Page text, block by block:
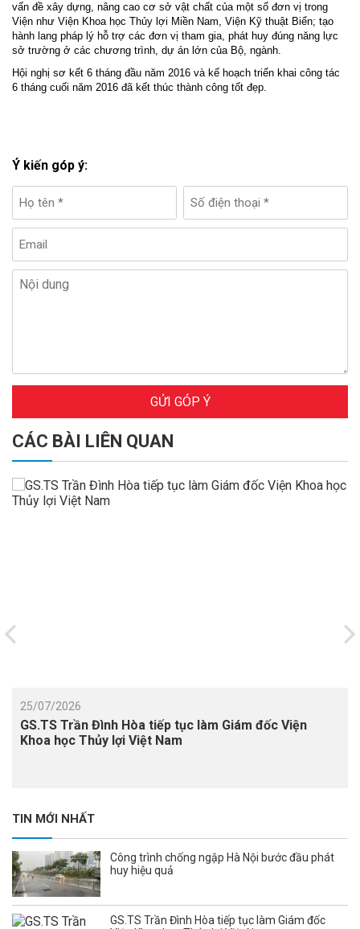
vấn đề xây dựng, nâng cao cơ sở vật chất của một số đơn vị trong
Viện như Viện Khoa học Thủy lợi Miền Nam, Viện Kỹ thuật Biển; tạo
hành lang pháp lý hỗ trợ các đơn vị tham gia, phát huy đúng năng lực
sở trường ở các chương trình, dự án lớn của Bộ, ngành.
Hội nghị sơ kết 6 tháng đầu năm 2016 và kế hoạch triển khai công tác
6 tháng cuối năm 2016 đã kết thúc thành công tốt đẹp.
Ý kiến góp ý:
GỬI GÓP Ý
CÁC BÀI LIÊN QUAN
25/07/2026
GS.TS Trần Đình Hòa tiếp tục làm Giám đốc Viện
Khoa học Thủy lợi Việt Nam
TIN MỚI NHẤT
Công trình chống ngập Hà Nội bước đầu phát
huy hiệu quả
GS.TS Trần Đình Hòa tiếp tục làm Giám đốc